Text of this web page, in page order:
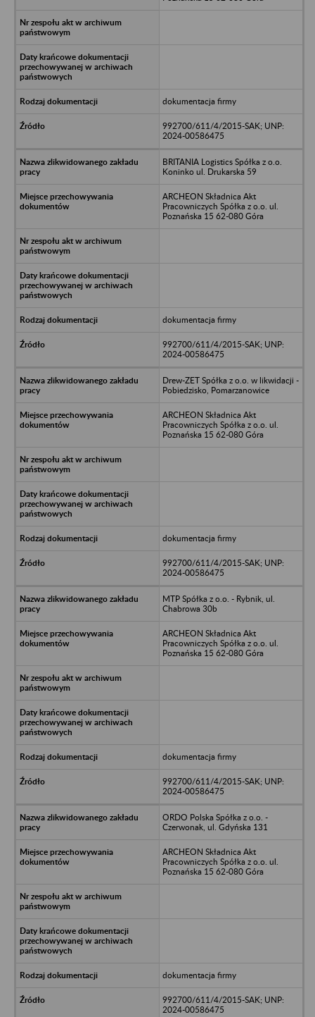
dokumentacja firmy
992700/611/4/2015-SAK; UNP:
2024-00586475
BRITANIA Logistics Spółka z o.o.
Koninko ul. Drukarska 59
ARCHEON Składnica Akt
Pracowniczych Spółka z o.o. ul.
Poznańska 15 62-080 Góra
dokumentacja firmy
992700/611/4/2015-SAK; UNP:
2024-00586475
Drew-ZET Spółka z o.o. w likwidacji -
Pobiedzisko, Pomarzanowice
ARCHEON Składnica Akt
Pracowniczych Spółka z o.o. ul.
Poznańska 15 62-080 Góra
dokumentacja firmy
992700/611/4/2015-SAK; UNP:
2024-00586475
MTP Spółka z o.o. - Rybnik, ul.
Chabrowa 30b
ARCHEON Składnica Akt
Pracowniczych Spółka z o.o. ul.
Poznańska 15 62-080 Góra
dokumentacja firmy
992700/611/4/2015-SAK; UNP:
2024-00586475
ORDO Polska Spółka z o.o. -
Czerwonak, ul. Gdyńska 131
ARCHEON Składnica Akt
Pracowniczych Spółka z o.o. ul.
Poznańska 15 62-080 Góra
dokumentacja firmy
992700/611/4/2015-SAK; UNP:
2024-00586475